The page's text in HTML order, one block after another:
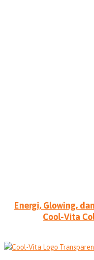
Energi, Glowing,
Cool-Vita